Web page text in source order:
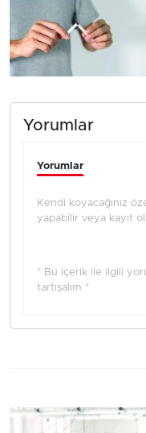
Yorumlar
Yorumlar
Kendi koyacağınız
yapabilir veya kayıt
* Bu içerik ile ilgili
tartışalım *